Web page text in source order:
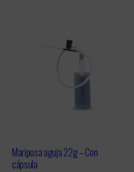
Mariposa aguja 22g – Con
cápsula